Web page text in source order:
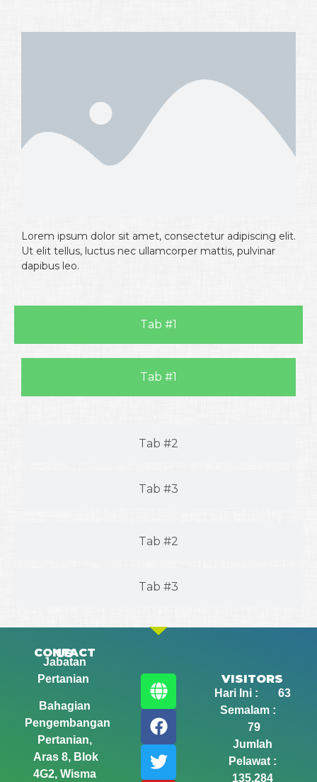
Lorem ipsum dolor sit amet, consectetur adipiscing elit.
Ut elit tellus, luctus nec ullamcorper mattis, pulvinar
dapibus leo.
Tab #1
Tab #2
Tab #3
Tab #1
Tab #2
Tab #3
CONTACT US
Jabatan
Pertanian
Bahagian
Pengembangan
Pertanian,
Aras 8, Blok
4G2, Wisma
VISITORS
Hari Ini : 63
Semalam :
79
Jumlah
Pelawat :
135,284